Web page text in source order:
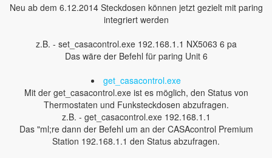
Neu ab dem 6.12.2014 Steckdosen können jetzt gezielt mit paring
integriert werden
z.B. - set_casacontrol.exe 192.168.1.1 NX5063 6 pa
Das wäre der Befehl für paring Unit 6
get_casacontrol.exe
Mit der get_casacontrol.exe ist es möglich, den Status von
Thermostaten und Funksteckdosen abzufragen.
z.B. - get_casacontrol.exe 192.168.1.1
Das "ml;re dann der Befehl um an der CASAcontrol Premium
Station 192.168.1.1 den Status abzufragen.